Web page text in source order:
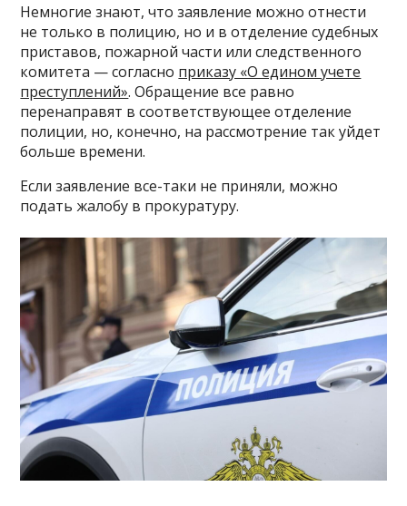
Немногие знают, что заявление можно отнести
не только в полицию, но и в отделение судебных
приставов, пожарной части или следственного
комитета — согласно приказу «О едином учете
преступлений». Обращение все равно
перенаправят в соответствующее отделение
полиции, но, конечно, на рассмотрение так уйдет
больше времени.
Если заявление все-таки не приняли, можно
подать жалобу в прокуратуру.